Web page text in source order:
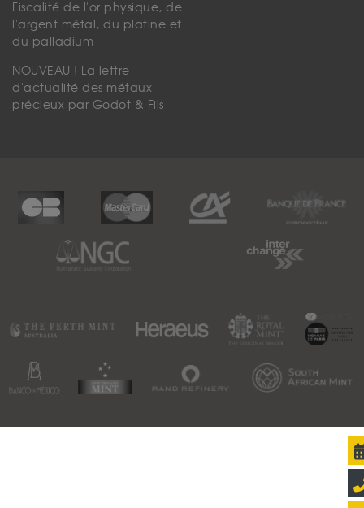
Fiscalité de l'or physique, de
l'argent métal, du platine et
du palladium
NOUVEAU ! La lettre
d'actualité des métaux
précieux par Godot & Fils